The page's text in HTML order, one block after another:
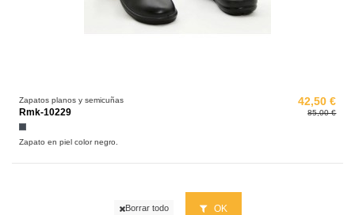
Zapatos planos y semicuñas
Rmk-10229
Negro
42,50 €
85,00 €
Zapato en piel color negro.
Borrar todo OK